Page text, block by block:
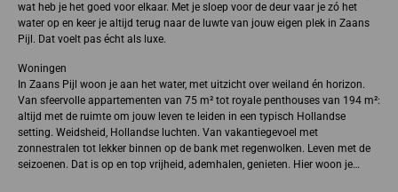
wat heb je het goed voor elkaar. Met je sloep voor de deur vaar je zó het
water op en keer je altijd terug naar de luwte van jouw eigen plek in Zaans
Pijl. Dat voelt pas écht als luxe.
Woningen
In Zaans Pijl woon je aan het water, met uitzicht over weiland én horizon.
Van sfeervolle appartementen van 75 m² tot royale penthouses van 194 m²:
altijd met de ruimte om jouw leven te leiden in een typisch Hollandse
setting. Weidsheid, Hollandse luchten. Van vakantiegevoel met
zonnestralen tot lekker binnen op de bank met regenwolken. Leven met de
seizoenen. Dat is op en top vrijheid, ademhalen, genieten. Hier woon je…